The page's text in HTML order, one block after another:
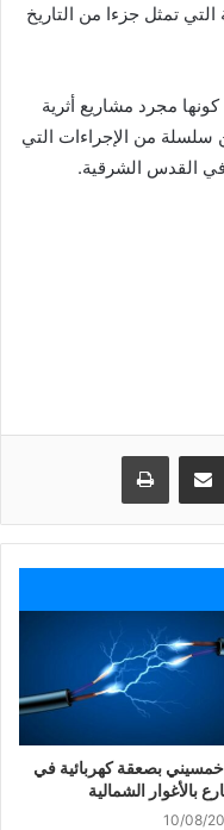
تمثل جزءا من التاريخ
مجرد مشاريع أثرية
من الإجراءات التي
في القدس الشرقية.
مشاركة عبر البريد طباعة
بصعقة كهربائية في
بالأغوار الشمالية
10/08/